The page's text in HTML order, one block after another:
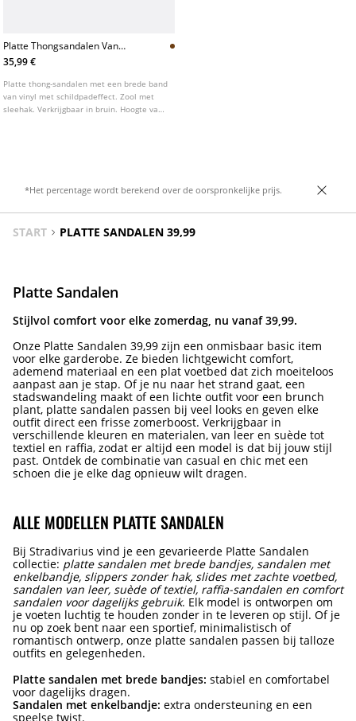
Platte Thongsandalen Van
Vinyl
35,99 €
Platte thong-sandalen met een brede band
van vinyl met schildpadeffect. Zool met
sleehak. Verkrijgbaar in bruin. Hoogte van
*Het percentage wordt berekend over de oorspronkelijke prijs.
START PLATTE SANDALEN 39,99
Platte Sandalen
Stijlvol comfort voor elke zomerdag, nu vanaf 39,99.
Onze Platte Sandalen 39,99 zijn een onmisbaar basic item
voor elke garderobe. Ze bieden lichtgewicht comfort,
ademend materiaal en een plat voetbed dat zich moeiteloos
aanpast aan je stap. Of je nu naar het strand gaat, een
stadswandeling maakt of een lichte outfit voor een brunch
plant, platte sandalen passen bij veel looks en geven elke
outfit direct een frisse zomerboost. Verkrijgbaar in
verschillende kleuren en materialen, van leer en suède tot
textiel en raffia, zodat er altijd een model is dat bij jouw stijl
past. Ontdek de combinatie van casual en chic met een
schoen die je elke dag opnieuw wilt dragen.
ALLE MODELLEN PLATTE SANDALEN
Bij Stradivarius vind je een gevarieerde Platte Sandalen
collectie: platte sandalen met brede bandjes, sandalen met
enkelbandje, slippers zonder hak, slides met zachte voetbed,
sandalen van leer, suède of textiel, raffia-sandalen en comfort
sandalen voor dagelijks gebruik. Elk model is ontworpen om
je voeten luchtig te houden zonder in te leveren op stijl. Of je
nu op zoek bent naar een sportief, minimalistisch of
romantisch ontwerp, onze platte sandalen passen bij talloze
outfits en gelegenheden.
Platte sandalen met brede bandjes: stabiel en comfortabel
voor dagelijks dragen.
Sandalen met enkelbandje: extra ondersteuning en een
speelse twist.